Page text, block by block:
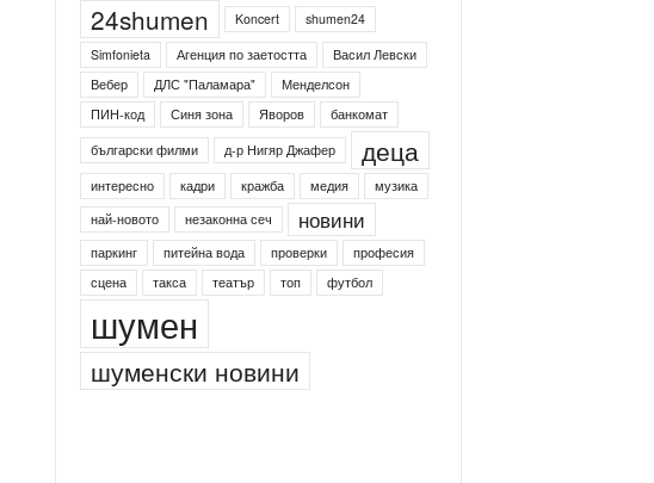
24shumen Koncert
shumen24
Simfonieta
Агенция по заетостта
Васил Левски
Вебер
ДЛС "Паламара"
Менделсон
ПИН-код
Синя зона Яворов
банкомат
български филми
д-р Нигяр Джафер деца
интересно кадри кражба медия
музика
най-новото
незаконна сеч новини
паркинг питейна вода проверки
професия
сцена
такса театър топ футбол
шумен
шуменски новини